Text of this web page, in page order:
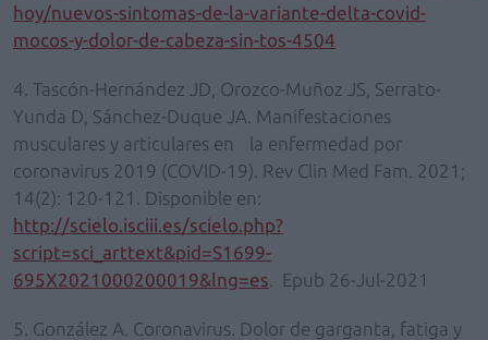
hoy/nuevos-sintomas-de-la-variante-delta-covid-
mocos-y-dolor-de-cabeza-sin-tos-4504
4. Tascón-Hernández JD, Orozco-Muñoz JS, Serrato-
Yunda D, Sánchez-Duque JA. Manifestaciones
musculares y articulares en la enfermedad por
coronavirus 2019 (COVID-19). Rev Clin Med Fam. 2021;
14(2): 120-121. Disponible en:
http://scielo.isciii.es/scielo.php?
script=sci_arttext&pid=S1699-
695X2021000200019&lng=es . Epub 26-Jul-2021
5. González A. Coronavirus. Dolor de garganta, fatiga y